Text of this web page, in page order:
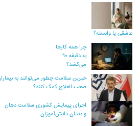
عاشقی یا وابسته؟
چرا همه کارها
به دقیقه ۹۰
می‌کشد؟
خیرین سلامت چطور می‌توانند به
صعب العلاج کمک کنند؟
اجرای پیمایش کشوری سلامت دهان
و دندان دانش‌آموزان